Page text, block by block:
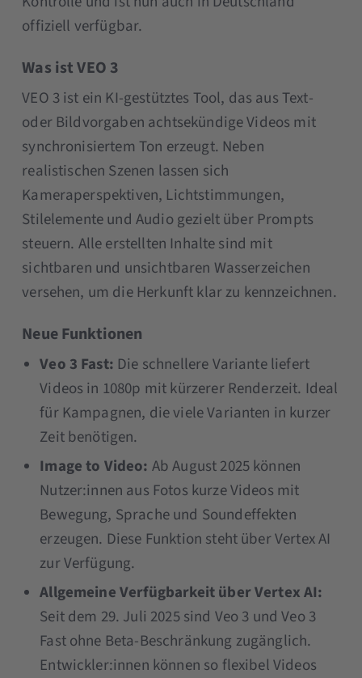
offiziell verfügbar.
Was ist VEO 3
VEO 3 ist ein KI-gestütztes Tool, das aus Text-
oder Bildvorgaben achtsekündige Videos mit
synchronisiertem Ton erzeugt. Neben
realistischen Szenen lassen sich
Kameraperspektiven, Lichtstimmungen,
Stilelemente und Audio gezielt über Prompts
steuern. Alle erstellten Inhalte sind mit
sichtbaren und unsichtbaren Wasserzeichen
versehen, um die Herkunft klar zu kennzeichnen.
Neue Funktionen
Veo 3 Fast: Die schnellere Variante liefert
Videos in 1080p mit kürzerer Renderzeit. Ideal
für Kampagnen, die viele Varianten in kurzer
Zeit benötigen.
Image to Video: Ab August 2025 können
Nutzer:innen aus Fotos kurze Videos mit
Bewegung, Sprache und Soundeffekten
erzeugen. Diese Funktion steht über Vertex AI
zur Verfügung.
Allgemeine Verfügbarkeit über Vertex AI:
Seit dem 29. Juli 2025 sind Veo 3 und Veo 3
Fast ohne Beta-Beschränkung zugänglich.
Entwickler:innen können so flexibel Videos